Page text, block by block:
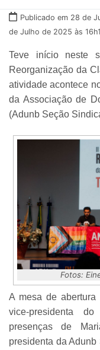
Publicado em 28 de
de Julho de 2025 às
Teve início neste
Reorganização da
atividade acontece
da Associação de
(Adunb Seção
Fotos:
A mesa de
vice-presidenta
presenças de
presidenta da